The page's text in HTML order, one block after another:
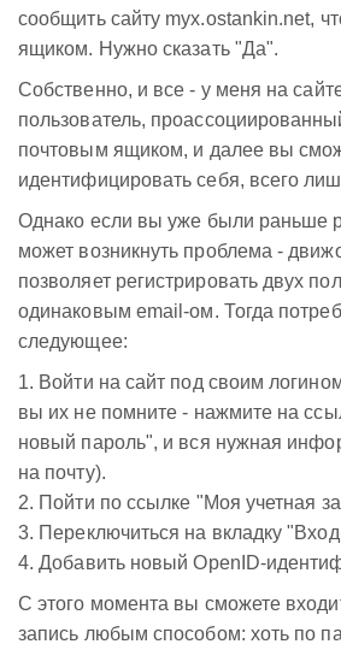
сообщить сайту myx.ostankin.net,
ящиком. Нужно сказать "Да".
Собственно, и все - у меня на
пользователь,
почтовым ящиком, и далее вы
идентифицировать себя, всего
Однако если вы уже были раньше
может возникнуть проблема -
позволяет регистрировать двух
одинаковым email-ом. Тогда
следующее:
1. Войти на сайт под своим
вы их не помните - нажмите на
новый пароль", и вся нужная
на почту).
2. Пойти по ссылке "Моя учетная
3. Переключиться на вкладку
4. Добавить новый OpenID-
С этого момента вы сможете
запись любым способом: хоть по